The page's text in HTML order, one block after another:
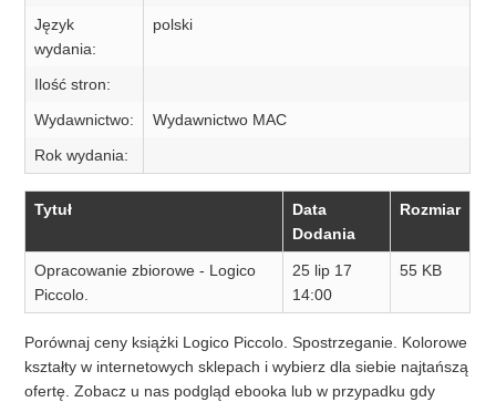
Język
wydania:
polski
Ilość stron:
Wydawnictwo:
Wydawnictwo MAC
Rok wydania:
Tytuł
Data
Dodania
Rozmiar
Opracowanie zbiorowe - Logico
Piccolo.
25 lip 17
14:00
55 KB
Porównaj ceny książki Logico Piccolo. Spostrzeganie. Kolorowe
kształty w internetowych sklepach i wybierz dla siebie najtańszą
ofertę. Zobacz u nas podgląd ebooka lub w przypadku gdy